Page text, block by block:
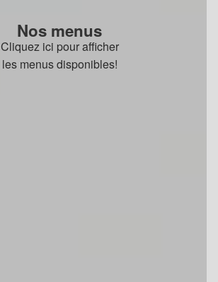
Nos menus
Cliquez ici pour afficher
les menus disponibles!